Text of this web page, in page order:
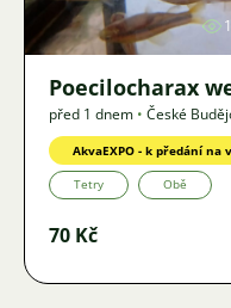
Poecilocharax
před 1 dnem • České
AkvaEXPO - k předání na
Tetry Obě
70 Kč